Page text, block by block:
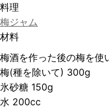
料理
梅ジャム
材料
梅酒を作った後の梅を使
梅(種を除いて) 300g
氷砂糖 150g
水 200cc